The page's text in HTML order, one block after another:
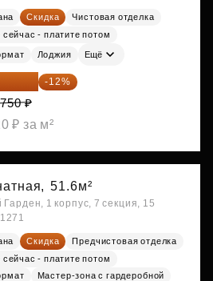
Скидка
Чистовая отделка
- платите потом
Лоджия Ещё
420 ₽ -12%
₽
₽ за м²
51.6м²
1 корпус, 7 секция, 15
Скидка
Предчистовая отделка
- платите потом
Мастер-зона с гардеробной